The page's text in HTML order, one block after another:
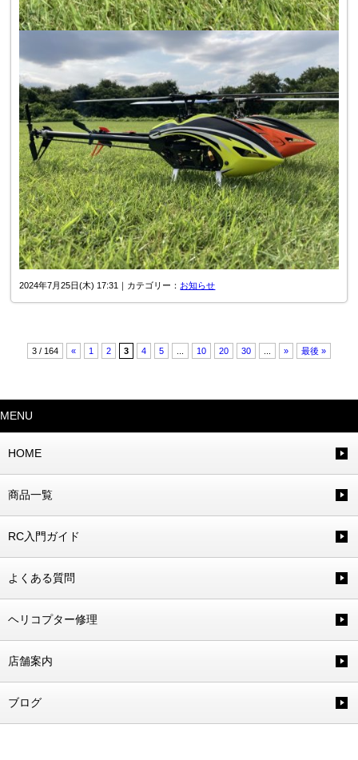
2024年7月25日(木) 17:31｜カテゴリー： お知らせ
3 / 164 « 1 2 3 4 5 10 20 30 » 最後 »
MENU
HOME
商品一覧
RC入門ガイド
よくある質問
ヘリコプター修理
店舗案内
ブログ